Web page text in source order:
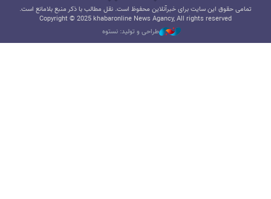
تمامی حقوق این سایت برای خبرآنلاین محفوظ است. نقل مطالب با ذکر منبع بلامانع است.
Copyright © 2025 khabaronline News Agancy, All rights reserved
طراحی و تولید: نستوه